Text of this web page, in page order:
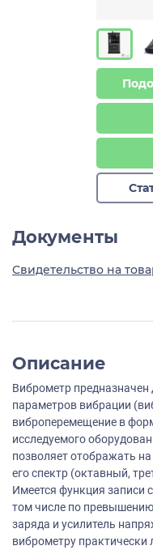
Документы
Свидетельство на
Описание
Виброметр предназначен
параметров вибрации
виброперемещение в
исследуемого
позволяет отображать
его спектр (октавный,
Имеется функция записи
том числе по
заряда и усилитель
виброметру